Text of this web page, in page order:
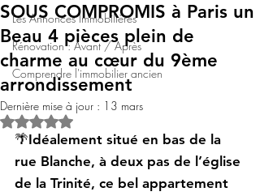
Les Annonces Immobilières
Rénovation : Avant / Après
Comprendre l'immobilier ancien
SOUS COMPROMIS à Paris un
Beau 4 pièces plein de
charme au cœur du 9ème
arrondissement
Dernière mise à jour : 13 mars
Noté NaN étoiles sur 5.
🌴Idéalement situé en bas de la
rue Blanche, à deux pas de l’église
de la Trinité, ce bel appartement